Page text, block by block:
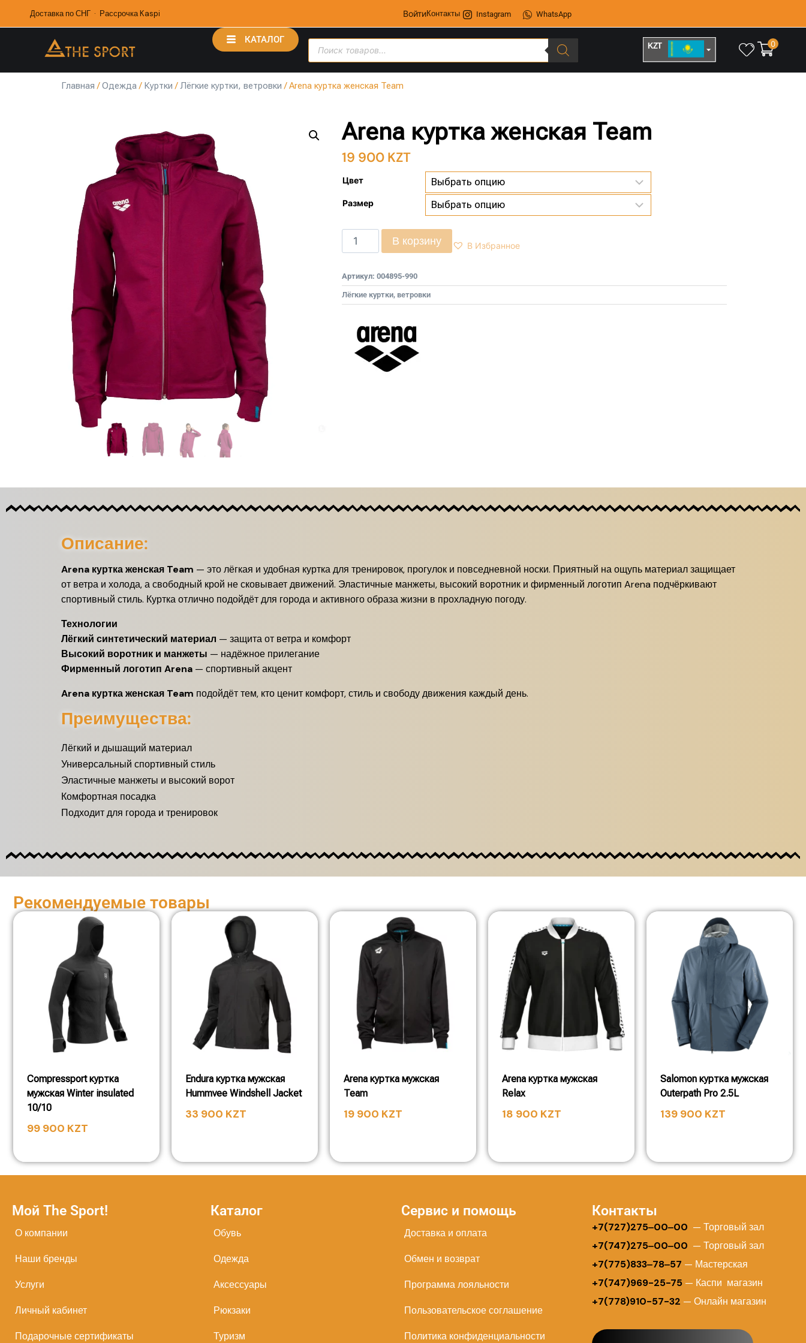
Доставка по СНГ · Рассрочка Kaspi ВойтиКонтакты Instagram WhatsApp
КАТАЛОГ
KZT 0
Главная /Одежда/ Куртки /Лёгкие куртки, ветровки / Arena куртка женская Team
Arena куртка женская Team
19 900 KZT
Цвет
Размер
В корзину В Избранное
Артикул: 004895-990
Лёгкие куртки, ветровки
Описание:
Arena куртка женская Team — это лёгкая и удобная куртка для тренировок, прогулок и повседневной носки. Приятный на ощупь материал защищает
от ветра и холода, а свободный крой не сковывает движений. Эластичные манжеты, высокий воротник и фирменный логотип Arena подчёркивают
спортивный стиль. Куртка отлично подойдёт для города и активного образа жизни в прохладную погоду.
Технологии
Лёгкий синтетический материал — защита от ветра и комфорт
Высокий воротник и манжеты — надёжное прилегание
Фирменный логотип Arena — спортивный акцент
Arena куртка женская Team подойдёт тем, кто ценит комфорт, стиль и свободу движения каждый день.
Преимущества:
Лёгкий и дышащий материал
Универсальный спортивный стиль
Эластичные манжеты и высокий ворот
Комфортная посадка
Подходит для города и тренировок
Рекомендуемые товары
Compressport куртка
мужская Winter insulated
10/10
99 900 KZT
Endura куртка мужская
Hummvee Windshell Jacket
33 900 KZT
Arena куртка мужская
Team
19 900 KZT
Arena куртка мужская
Relax
18 900 KZT
Salomon куртка мужская
Outerpath Pro 2.5L
139 900 KZT
Мой The Sport!
О компании
Наши бренды
Услуги
Личный кабинет
Подарочные сертификаты
Каталог
Обувь
Одежда
Аксессуары
Рюкзаки
Туризм
Сервис и помощь
Доставка и оплата
Обмен и возврат
Программа лояльности
Пользовательское соглашение
Политика конфиденциальности
Контакты
+7(727)275‒00‒00 — Торговый зал
+7(747)275‒00‒00 — Торговый зал
+7(775)833‒78‒57 — Мастерская
+7(747)969-25-75— Каспи магазин
+7(778)910-57-32 — Онлайн магазин